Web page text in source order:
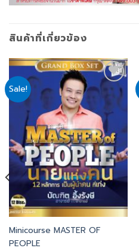
สินค้าที่เกี่ยวข้อง
Sale!
Add
to
wishlist
Minicourse MASTER OF
PEOPLE